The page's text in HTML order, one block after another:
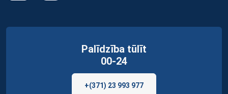
Palīdzība tūlīt
00-24
+(371) 23 993 977